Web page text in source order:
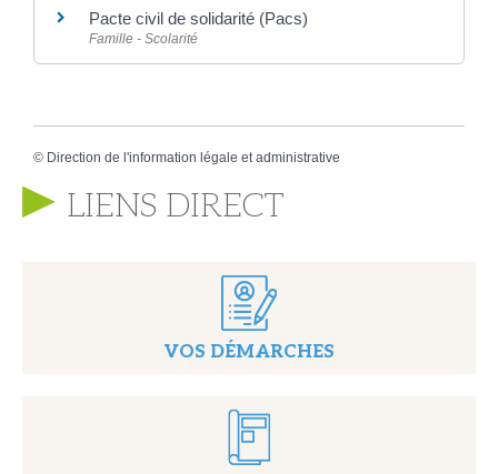
Pacte civil de solidarité (Pacs)
Famille - Scolarité
© Direction de l'information légale et administrative
LIENS DIRECT
VOS DÉMARCHES